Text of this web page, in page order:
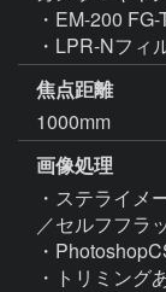
・EM-200
・LPR-Nフィ
焦点距離
1000mm
画像処理
・ステライメ
／セルフフラ
・
・トリミング